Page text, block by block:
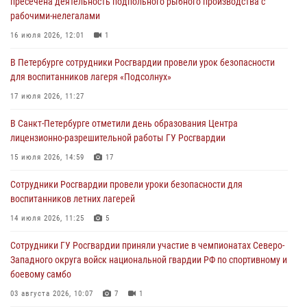
Западного округа войск национальной гвардии РФ по спортивному и
боевому самбо
03 августа 2026, 10:07
В Ленобласти сотрудники ОМОН Росгвардии оказали содействие
полиции в проведении профилактического мероприятия
03 августа 2026, 09:16
В Петербурге сотрудники Росгвардии обеспечили правопорядок в
День Воздушно-десантных войск
02 августа 2026, 19:30 10
Сотрудники Росгвардии на Пушкинской улице задержали двух
граждан, подозреваемых в попытке поджога одного из баров в
центре города
рабочими-нелегалами
16 июля 2026, 12:01 1
В Петербурге сотрудники Росгвардии провели урок безопасности
для воспитанников лагеря «Подсолнух»
17 июля 2026, 11:27
В Санкт-Петербурге отметили день образования Центра
лицензионно-разрешительной работы ГУ Росгвардии
15 июля 2026, 14:59 17
Сотрудники Росгвардии провели уроки безопасности для
воспитанников летних лагерей
14 июля 2026, 11:25 5
Сотрудники ГУ Росгвардии приняли участие в чемпионатах Северо-
Западного округа войск национальной гвардии РФ по спортивному и
боевому самбо
03 августа 2026, 10:07 7 1